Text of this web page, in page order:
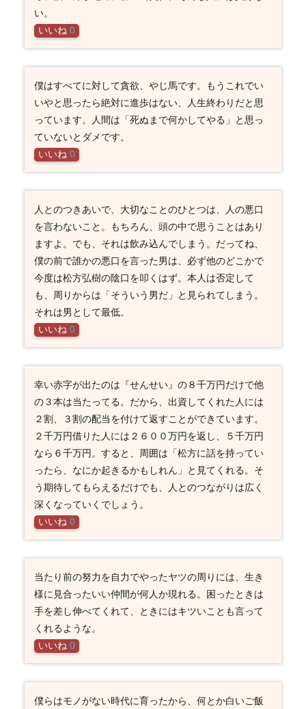
い。
いいね 0
僕はすべてに対して貪欲、やじ馬です。もうこれでい
いやと思ったら絶対に進歩はない、人生終わりだと思
っています。人間は「死ぬまで何かしてやる」と思っ
ていないとダメです。
いいね 0
人とのつきあいで、大切なことのひとつは、人の悪口
を言わないこと。もちろん、頭の中で思うことはあり
ますよ。でも、それは飲み込んでしまう。だってね、
僕の前で誰かの悪口を言った男は、必ず他のどこかで
今度は松方弘樹の陰口を叩くはず。本人は否定して
も、周りからは「そういう男だ」と見られてしまう。
それは男として最低。
いいね 0
幸い赤字が出たのは『せんせい』の８千万円だけで他
の３本は当たってる。だから、出資してくれた人には
２割、３割の配当を付けて返すことができています。
２千万円借りた人には２６００万円を返し、５千万円
なら６千万円。すると、周囲は「松方に話を持ってい
ったら、なにか起きるかもしれん」と見てくれる。そ
う期待してもらえるだけでも、人とのつながりは広く
深くなっていくでしょう。
いいね 0
当たり前の努力を自力でやったヤツの周りには、生き
様に見合ったいい仲間が何人か現れる。困ったときは
手を差し伸べてくれて、ときにはキツいことも言って
くれるような。
いいね 0
僕らはモノがない時代に育ったから、何とか白いご飯